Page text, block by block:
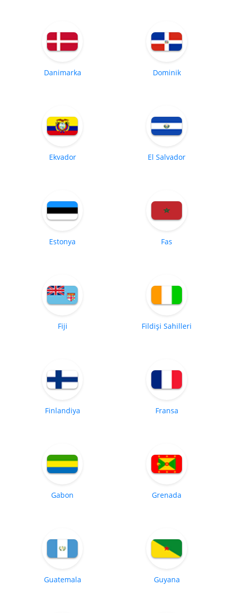
Danimarka Dominik
Ekvador El Salvador
Estonya Fas
Fiji Fildişi Sahilleri
Finlandiya Fransa
Gabon Grenada
Guatemala Guyana